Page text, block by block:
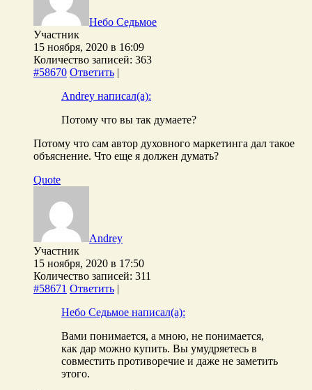
Небо Седьмое
Участник
15 ноября, 2020 в 16:09
Количество записей: 363
#58670 Ответить |
Andrey написал(а):
Потому что вы так думаете?
Потому что сам автор духовного маркетинга дал такое
объяснение. Что еще я должен думать?
Quote
Andrey
Участник
15 ноября, 2020 в 17:50
Количество записей: 311
#58671 Ответить |
Небо Седьмое написал(а):
Вами понимается, а мною, не понимается,
как дар можно купить. Вы умудряетесь в
совместить противоречие и даже не заметить
этого.